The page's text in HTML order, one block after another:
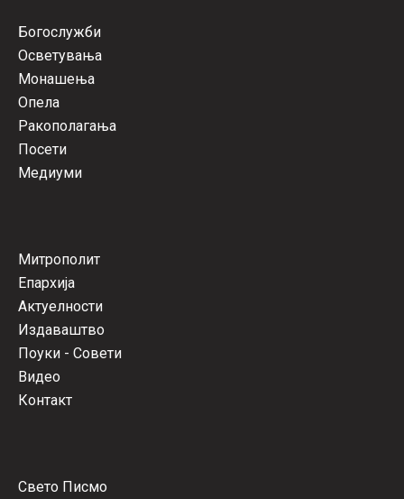
Богослужби
Осветувања
Монашења
Опела
Ракополагања
Посети
Медиуми
Митрополит
Епархија
Актуелности
Издаваштво
Поуки - Совети
Видео
Контакт
Свето Писмо